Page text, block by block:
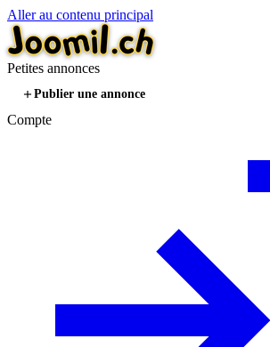
Aller au contenu principal
Petites annonces
Publier une annonce
Compte